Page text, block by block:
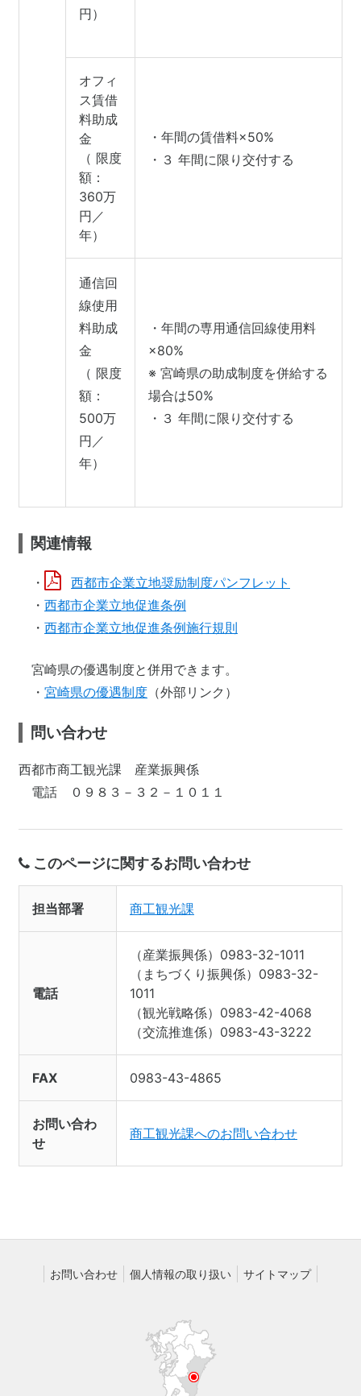
円）
オフィ
ス賃借
料助成
金
（ 限度
額：
360万
円／
年）
・年間の賃借料×50%
・３ 年間に限り交付する
通信回
線使用
料助成
金
（ 限度
額：
500万
円／
年）
・年間の専用通信回線使用料
×80%
※ 宮崎県の助成制度を併給する
場合は50%
・３ 年間に限り交付する
関連情報
・
西都市企業立地奨励制度パンフレット
・ 西都市企業立地促進条例
・ 西都市企業立地促進条例施行規則
宮崎県の優遇制度と併用できます。
・ 宮崎県の優遇制度 （外部リンク）
問い合わせ
西都市商工観光課 産業振興係
電話 ０９８３－３２－１０１１
このページに関するお問い合わせ
担当部署 商工観光課
電話
（産業振興係）0983-32-1011
（まちづくり振興係）0983-32-
1011
（観光戦略係）0983-42-4068
（交流推進係）0983-43-3222
FAX 0983-43-4865
お問い合わ
せ
商工観光課へのお問い合わせ
お問い合わせ 個人情報の取り扱い サイトマップ